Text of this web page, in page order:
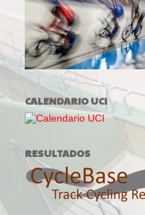
CALENDARIO UCI
RESULTADOS